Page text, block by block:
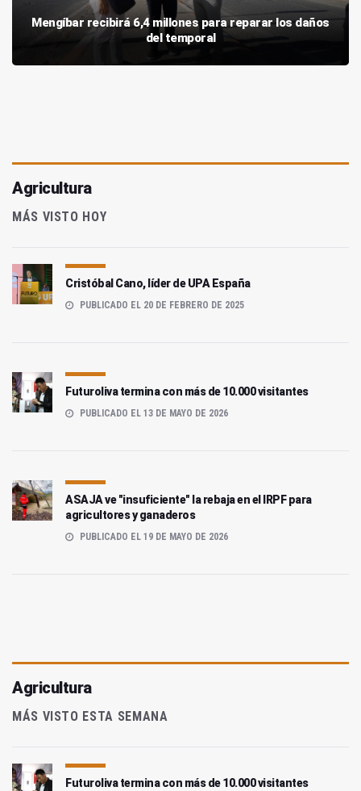
Mengíbar recibirá 6,4 millones para reparar los daños
del temporal
Agricultura
MÁS VISTO HOY
Cristóbal Cano, líder de UPA España
PUBLICADO EL 20 DE FEBRERO DE 2025
Futuroliva termina con más de 10.000 visitantes
PUBLICADO EL 13 DE MAYO DE 2026
ASAJA ve "insuficiente" la rebaja en el IRPF para
agricultores y ganaderos
PUBLICADO EL 19 DE MAYO DE 2026
Agricultura
MÁS VISTO ESTA SEMANA
Futuroliva termina con más de 10.000 visitantes